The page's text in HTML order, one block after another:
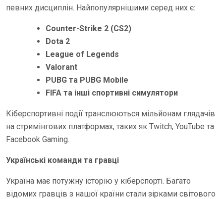
певних дисциплін. Найпопулярнішими серед них є:
Counter-Strike 2 (CS2)
Dota 2
League of Legends
Valorant
PUBG та PUBG Mobile
FIFA та інші спортивні симулятори
Кіберспортивні події транслюються мільйонам глядачів
на стримінгових платформах, таких як Twitch, YouTube та
Facebook Gaming.
Українські команди та гравці
Україна має потужну історію у кіберспорті. Багато
відомих гравців з нашої країни стали зірками світового